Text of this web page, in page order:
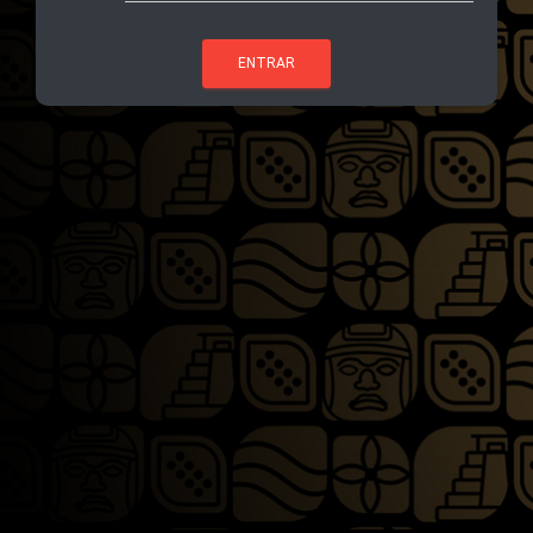
ENTRAR